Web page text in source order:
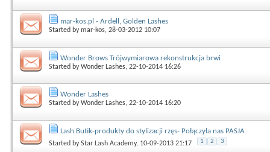
mar-kos.pl - Ardell, Golden Lashes
Started bymar-kos, 28-03-2012 10:07
Wonder Brows Trójwymiarowa rekonstrukcja brwi
Started byWonder Lashes, 22-10-2014 16:26
Wonder Lashes
Started byWonder Lashes, 22-10-2014 16:20
Lash Butik-produkty do stylizacji rzęs- Połączyła nas PASJA
Started byStar Lash Academy, 10-09-2013 21:17 1 2 3